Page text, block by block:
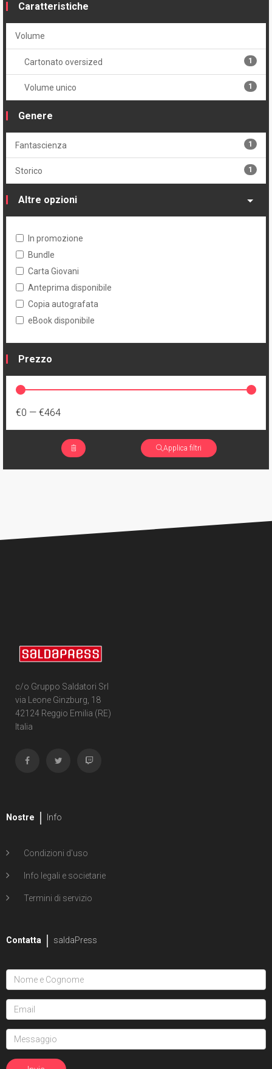
Caratteristiche
Volume
Cartonato oversized 1
Volume unico 1
Genere
Fantascienza 1
Storico 1
Altre opzioni
In promozione
Bundle
Carta Giovani
Anteprima disponibile
Copia autografata
eBook disponibile
Prezzo
€0 — €464
Applica filtri
c/o Gruppo Saldatori Srl
via Leone Ginzburg, 18
42124 Reggio Emilia (RE)
Italia
Nostre Info
Condizioni d'uso
Info legali e societarie
Termini di servizio
Contatta saldaPress